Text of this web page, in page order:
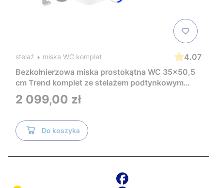
stelaż + miska WC komplet
4.07
Bezkołnierzowa miska prostokątna WC 35x50,5
cm Trend komplet ze stelażem podtynkowym
Tece i czarnym przyciskiem TeceNow
TR2216+Tece
Cena
2 099,00 zł
Do koszyka